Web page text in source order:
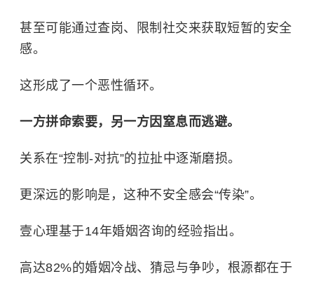
甚至可能通过查岗、限制社交来获取短暂的安全
感。
这形成了一个恶性循环。
一方拼命索要，另一方因窒息而逃避。
关系在“控制-对抗”的拉扯中逐渐磨损。
更深远的影响是，这种不安全感会“传染”。
壹心理基于14年婚姻咨询的经验指出。
高达82%的婚姻冷战、猜忌与争吵，根源都在于